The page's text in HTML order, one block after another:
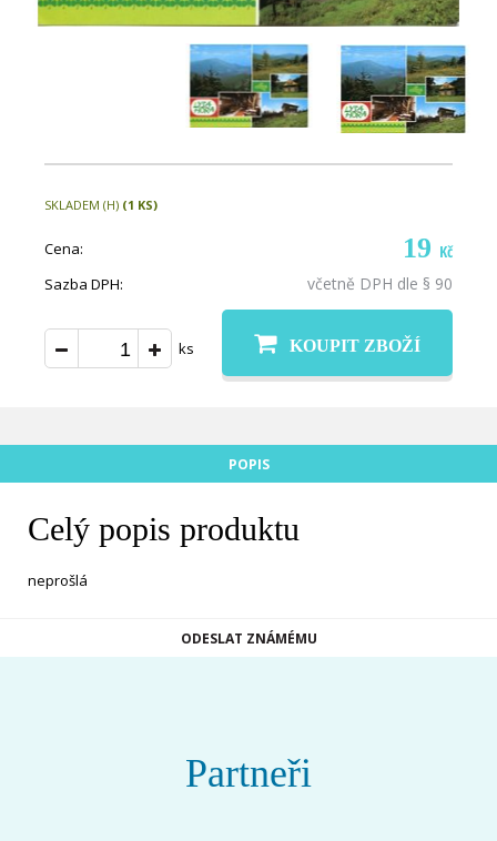
SKLADEM (H) (1 KS)
Cena: 19 Kč
Sazba DPH: včetně DPH dle § 90
ks KOUPIT ZBOŽÍ
POPIS
Celý popis produktu
neprošlá
ODESLAT ZNÁMÉMU
Partneři